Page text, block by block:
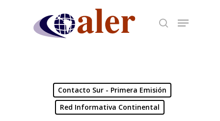
Contacto Sur - Primera Emisión
Red Informativa Continental